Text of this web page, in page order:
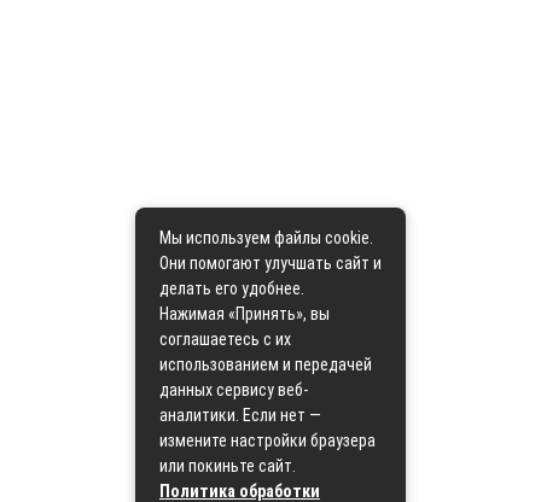
Мы используем файлы cookie.
Они помогают улучшать сайт и
делать его удобнее.
Нажимая «Принять», вы
соглашаетесь с их
использованием и передачей
данных сервису веб-
аналитики. Если нет —
измените настройки браузера
или покиньте сайт.
Политика обработки